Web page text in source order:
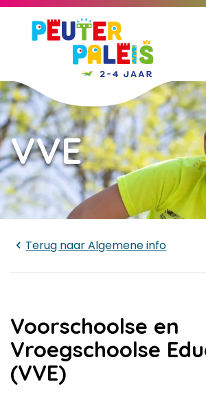
Laden...
VVE
Terug naarAlgemene info
Voorschoolse en
Vroegschoolse
(VVE)